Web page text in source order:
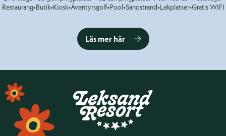
Restaurang•Butik•Kiosk•Äventyrsgolf•Pool•Sandstrand•Lekplatser•Gratis WIFI
Läs mer här
Sidfot